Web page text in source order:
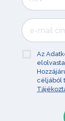
Az
céljából